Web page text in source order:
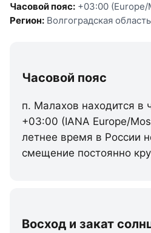
Часовой пояс: +03:00 (Europe/
Регион: Волгоградская область
Часовой пояс
п. Малахов находится в
+03:00 (IANA Europe/
летнее время в России
смещение постоянно
Восход и закат